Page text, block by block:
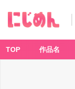
TOP 作品名